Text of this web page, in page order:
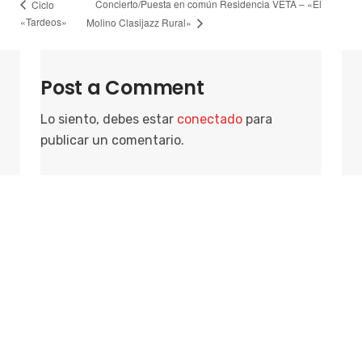
Ciclo
«Tardeos»
Concierto/Puesta en común Residencia VETA – «El
Molino Clasijazz Rural»
Post a Comment
Lo siento, debes estar conectado para
publicar un comentario.